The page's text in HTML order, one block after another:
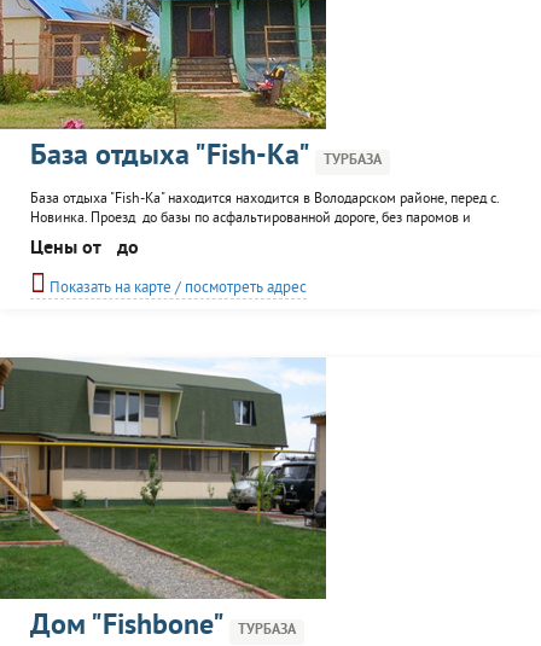
База отдыха "Fish-Ka" ТУРБАЗА
База отдыха "Fish-Ka" находится находится в Володарском районе, перед с.
Новинка. Проезд до базы по асфальтированной дороге, без паромов и
переправ. С базы удобный выезд на рыбные места, где ловится вобла, окунь,
тарашка, лещ, щука и сазаны. На базе отдыха "Fish-Ka" восемь каменных
домов на 4-6 человек. В каждом доме есть беседка из бруса,
вместительностью до 15...
Цены от до
Показать на карте / посмотреть адрес
Дом "Fishbone" ТУРБАЗА